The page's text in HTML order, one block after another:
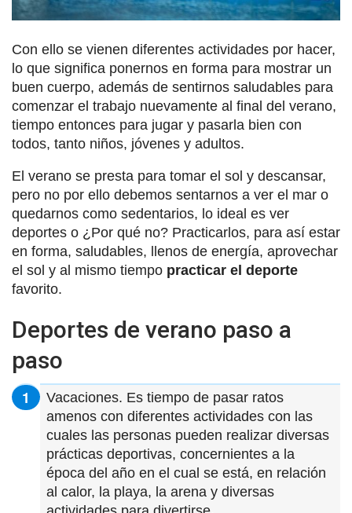
Con ello se vienen diferentes actividades por hacer,
lo que significa ponernos en forma para mostrar un
buen cuerpo, además de sentirnos saludables para
comenzar el trabajo nuevamente al final del verano,
tiempo entonces para jugar y pasarla bien con
todos, tanto niños, jóvenes y adultos.
El verano se presta para tomar el sol y descansar,
pero no por ello debemos sentarnos a ver el mar o
quedarnos como sedentarios, lo ideal es ver
deportes o ¿Por qué no? Practicarlos, para así estar
en forma, saludables, llenos de energía, aprovechar
el sol y al mismo tiempo practicar el deporte
favorito.
Deportes de verano paso a
paso
Vacaciones. Es tiempo de pasar ratos
amenos con diferentes actividades con las
cuales las personas pueden realizar diversas
prácticas deportivas, concernientes a la
época del año en el cual se está, en relación
al calor, la playa, la arena y diversas